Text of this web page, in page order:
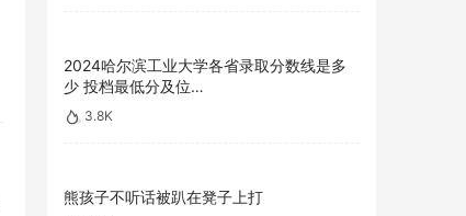
2024哈尔滨工业大学各省录取分数线是多
少 投档最低分及位…
3.8K
熊孩子不听话被趴在凳子上打